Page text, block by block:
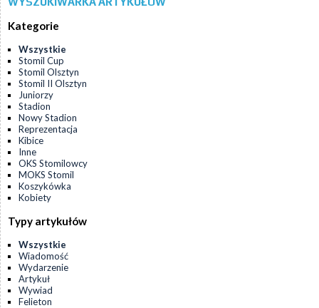
Kategorie
Wszystkie
Stomil Cup
Stomil Olsztyn
Stomil II Olsztyn
Juniorzy
Stadion
Nowy Stadion
Reprezentacja
Kibice
Inne
OKS Stomilowcy
MOKS Stomil
Koszykówka
Kobiety
Typy artykułów
Wszystkie
Wiadomość
Wydarzenie
Artykuł
Wywiad
Felieton